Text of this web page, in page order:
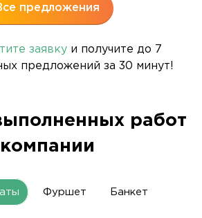
предложения
заявкуи получите до 7
предложений за 30 минут!
работ
компании
Фуршет Банкет